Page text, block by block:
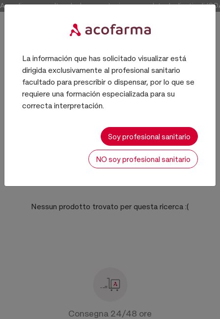
Accedi per consultare la documentazione completa degli articoli
Producto químico
BALSAMOS, ELIXIRES
Nessun prodotto trovato per questa ricerca :(
Consegna 24/48 ore
La información que has solicitado visualizar está
dirigida exclusivamente al profesional sanitario
facultado para prescribir o dispensar, por lo que se
requiere una formación especializada para su
correcta interpretación.
Soy profesional sanitario
NO soy profesional sanitario